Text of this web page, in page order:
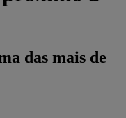
das mais de